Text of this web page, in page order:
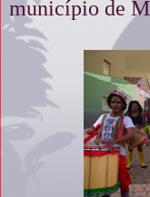
município de